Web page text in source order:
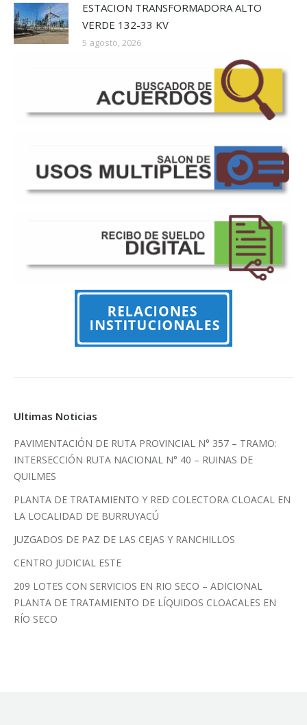
ESTACION TRANSFORMADORA ALTO
VERDE 132-33 KV
5 agosto, 2026
Ultimas Noticias
PAVIMENTACIÓN DE RUTA PROVINCIAL N° 357 – TRAMO:
INTERSECCIÓN RUTA NACIONAL N° 40 – RUINAS DE
QUILMES
PLANTA DE TRATAMIENTO Y RED COLECTORA CLOACAL EN
LA LOCALIDAD DE BURRUYACÚ
JUZGADOS DE PAZ DE LAS CEJAS Y RANCHILLOS
CENTRO JUDICIAL ESTE
209 LOTES CON SERVICIOS EN RIO SECO – ADICIONAL
PLANTA DE TRATAMIENTO DE LÍQUIDOS CLOACALES EN
RÍO SECO